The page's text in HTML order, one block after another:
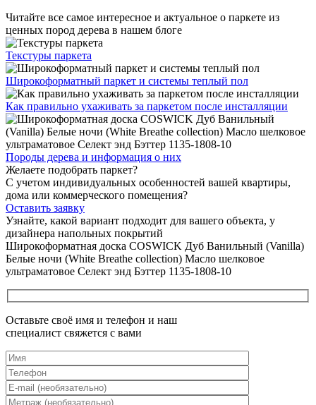
Читайте все самое интересное и актуальное о паркете из
ценных пород дерева в нашем блоге
Текстуры паркета
Широкоформатный паркет и системы теплый пол
Как правильно ухаживать за паркетом после инсталляции
Породы дерева и информация о них
Желаете подобрать паркет?
С учетом индивидуальных особенностей вашей квартиры,
дома или коммерческого помещения?
Оставить заявку
Узнайте, какой вариант подходит для вашего объекта, у
дизайнера напольных покрытий
Широкоформатная доска COSWICK Дуб Ванильный (Vanilla)
Белые ночи (White Breathe collection) Масло шелковое
ультраматовое Селект энд Бэттер 1135-1808-10
Оставьте своё имя и телефон и наш
специалист свяжется с вами